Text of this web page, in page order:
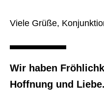
Viele Grüße,
Wir haben
Hoffnung und